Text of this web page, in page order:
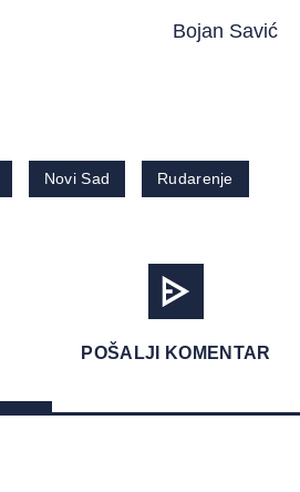
Bojan Savić
Novi Sad Rudarenje
POŠALJI KOMENTAR